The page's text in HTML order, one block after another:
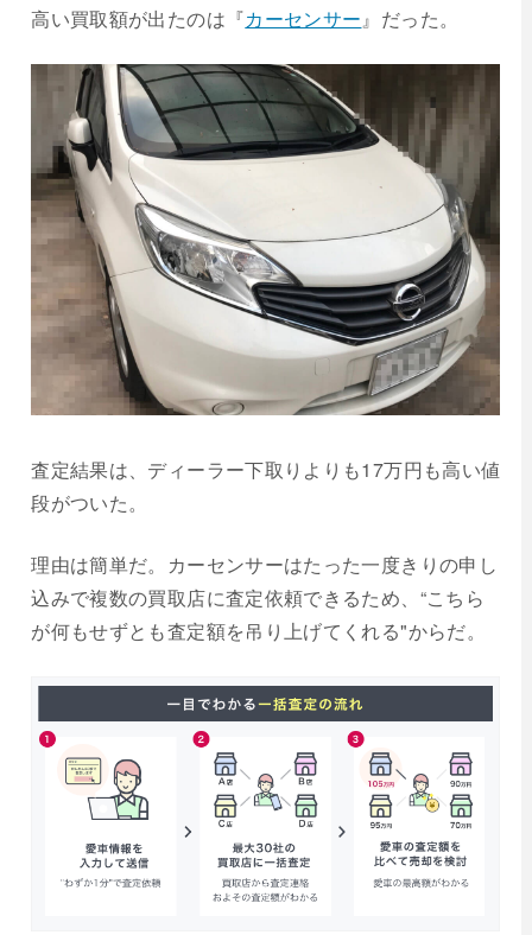
高い買取額が出たのは『カーセンサー』だった。
査定結果は、ディーラー下取りよりも17万円も高い値
段がついた。
理由は簡単だ。カーセンサーはたった一度きりの申し
込みで複数の買取店に査定依頼できるため、“こちら
が何もせずとも査定額を吊り上げてくれる"からだ。